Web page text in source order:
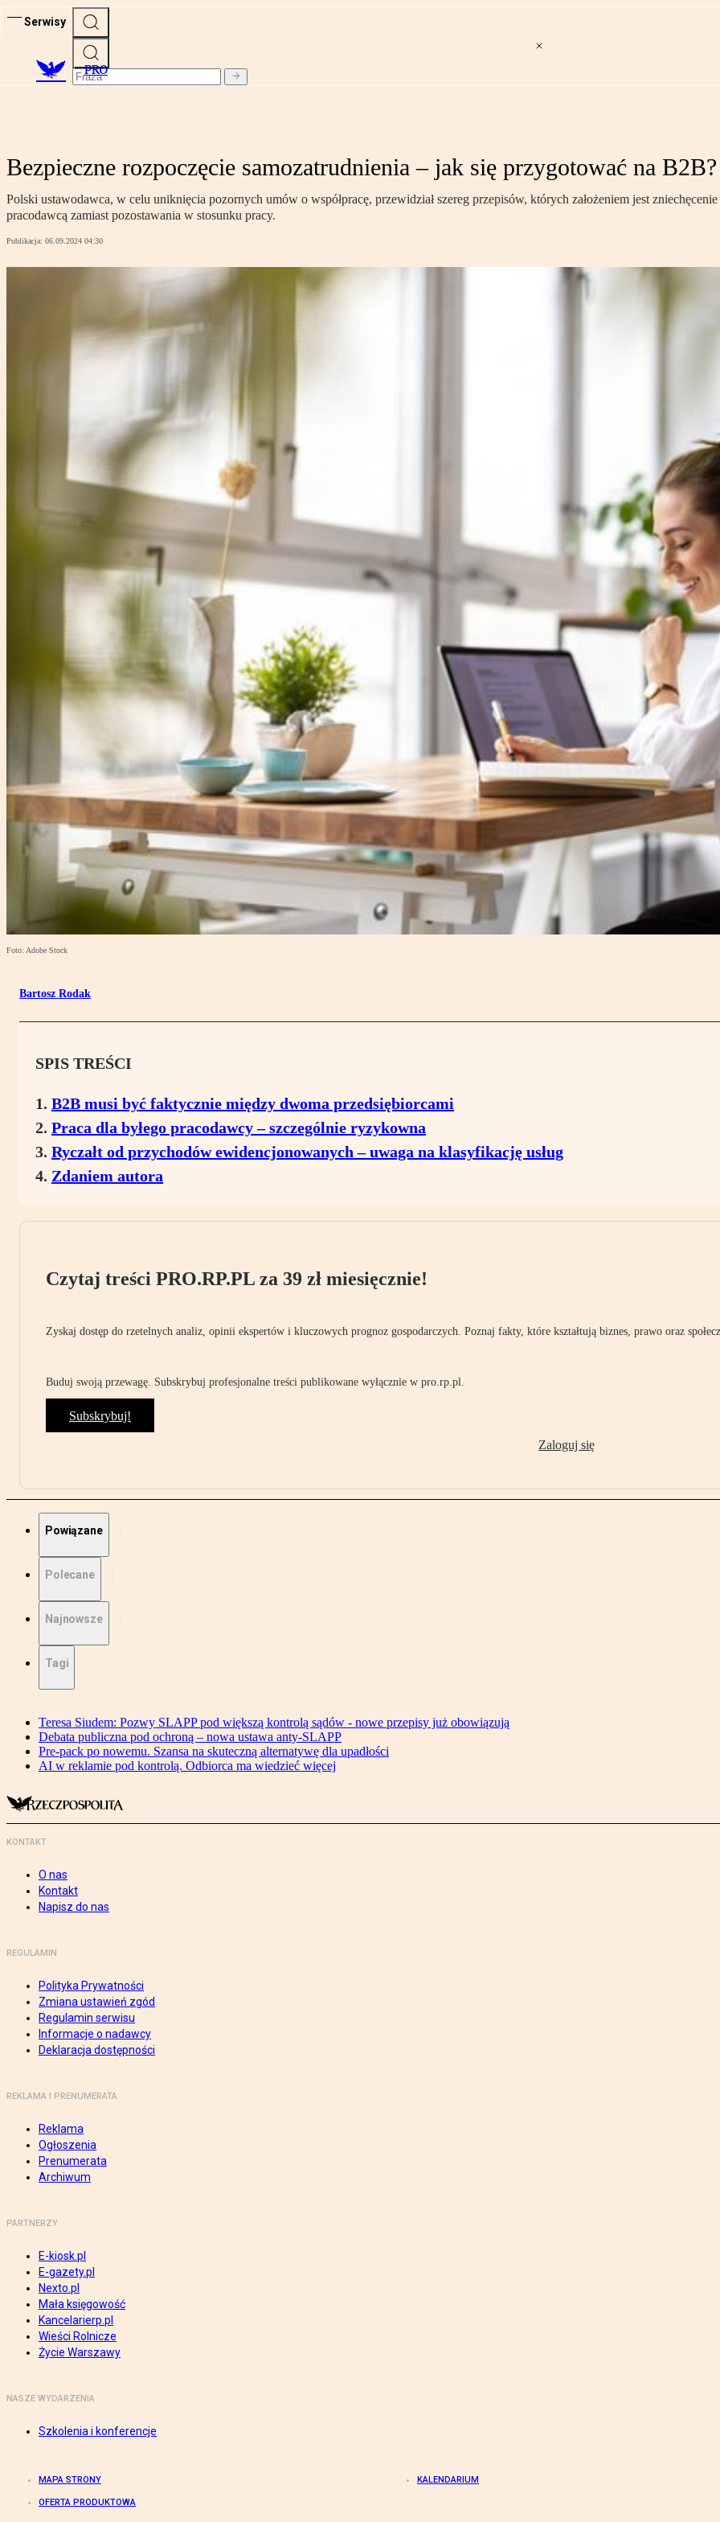
Serwisy
PRO
Bezpieczne rozpoczęcie samozatrudnienia – jak się przygotować na B2B?
Polski ustawodawca, w celu uniknięcia pozornych umów o współpracę, przewidział szereg przepisów, których założeniem jest
pracodawcą zamiast pozostawania w stosunku pracy.
Publikacja: 06.09.2024 04:30
Foto: Adobe Stock
Bartosz Rodak
SPIS TREŚCI
B2B musi być faktycznie między dwoma przedsiębiorcami
Praca dla byłego pracodawcy – szczególnie ryzykowna
Ryczałt od przychodów ewidencjonowanych – uwaga na klasyfikację usług
Zdaniem autora
Czytaj treści PRO.RP.PL za 39 zł miesięcznie!
Zyskaj dostęp do rzetelnych analiz, opinii ekspertów i kluczowych prognoz gospodarczych. Poznaj fakty, które kształtują biznes, prawo oraz
Buduj swoją przewagę. Subskrybuj profesjonalne treści publikowane wyłącznie w pro.rp.pl.
Subskrybuj!
Zaloguj się
Powiązane
Polecane
Najnowsze
Tagi
Teresa Siudem: Pozwy SLAPP pod większą kontrolą sądów - nowe przepisy już obowiązują
Debata publiczna pod ochroną – nowa ustawa anty-SLAPP
Pre-pack po nowemu. Szansa na skuteczną alternatywę dla upadłości
AI w reklamie pod kontrolą. Odbiorca ma wiedzieć więcej
KONTAKT
O nas
Kontakt
Napisz do nas
REGULAMIN
Polityka Prywatności
Zmiana ustawień zgód
Regulamin serwisu
Informacje o nadawcy
Deklaracja dostępności
REKLAMA I PRENUMERATA
Reklama
Ogłoszenia
Prenumerata
Archiwum
PARTNERZY
E-kiosk.pl
E-gazety.pl
Nexto.pl
Mała księgowość
Kancelarierp.pl
Wieści Rolnicze
Życie Warszawy
NASZE WYDARZENIA
Szkolenia i konferencje
MAPA STRONY KALENDARIUM
OFERTA PRODUKTOWA